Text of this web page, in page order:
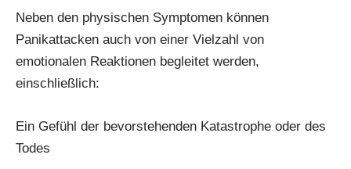
Neben den physischen Symptomen können
Panikattacken auch von einer Vielzahl von
emotionalen Reaktionen begleitet werden,
einschließlich:
Ein Gefühl der bevorstehenden Katastrophe oder des
Todes